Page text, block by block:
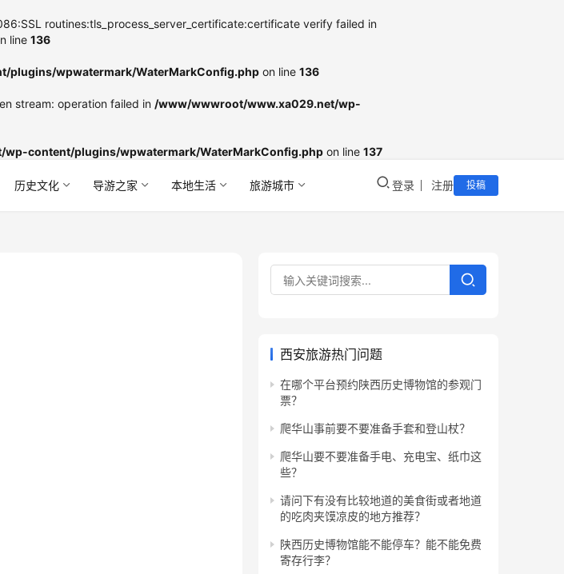
routines:tls_process_server_certificate:certificate verify failed in
line 136
wpwatermark/WaterMarkConfig.php on line 136
stream: operation failed in /www/wwwroot/www.xa029.net/wp-
content/plugins/wpwatermark/WaterMarkConfig.php on line 137
历史文化 导游之家 本地生活 旅游城市 登录 注册 投稿
西安旅游热门问题
在哪个平台预约陕西历史博物馆的参观门
票？
爬华山事前要不要准备手套和登山杖？
爬华山要不要准备手电、充电宝、纸巾这
些？
请问下有没有比较地道的美食街或者地道
的吃肉夹馍凉皮的地方推荐？
陕西历史博物馆能不能停车？能不能免费
寄存行李？